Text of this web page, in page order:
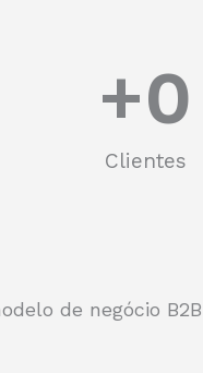
Clientes
+0
de negócio